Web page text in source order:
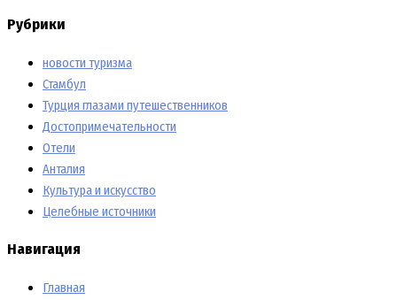
Рубрики
новости туризма
Стамбул
Турция глазами путешественников
Достопримечательности
Отели
Анталия
Культура и искусство
Целебные источники
Навигация
Главная